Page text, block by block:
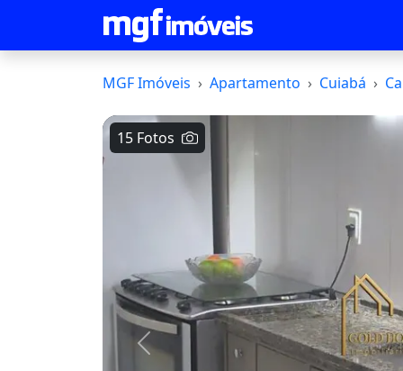
MGF Imóveis Apartamento Cuiabá
15 Fotos
Voltar